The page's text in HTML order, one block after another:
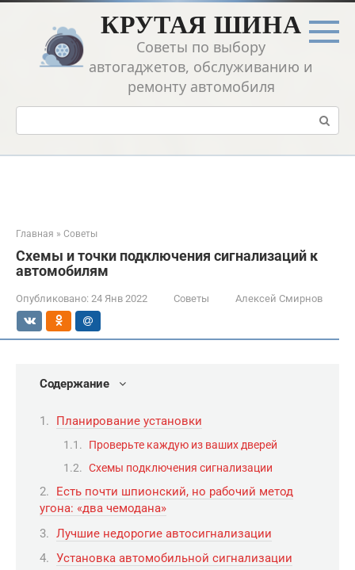
Перейти
контенту
КРУТАЯ ШИНА
Советы по выбору
автогаджетов, обслуживанию и
ремонту автомобиля
Поиск:
Главная » Советы
Схемы и точки подключения сигнализаций к
автомобилям
Опубликовано: 24 Янв 2022 Советы Алексей Смирнов
Содержание
Планирование установки
Проверьте каждую из ваших дверей
Схемы подключения сигнализации
Есть почти шпионский, но рабочий метод
угона: «два чемодана»
Лучшие недорогие автосигнализации
Установка автомобильной сигнализации